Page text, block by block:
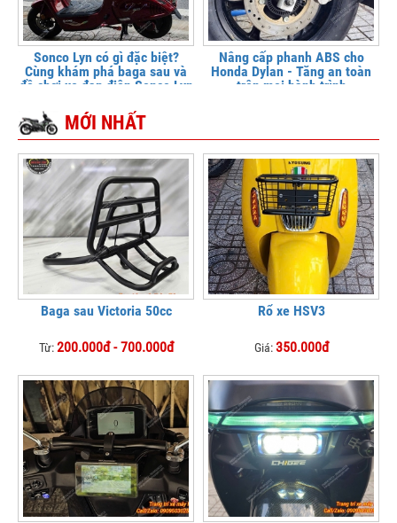
Sonco Lyn có gì đặc biệt?
Cùng khám phá baga sau và
đồ chơi xe đạp điện Sonco Lyn
Nâng cấp phanh ABS cho
Honda Dylan - Tăng an toàn
trên mọi hành trình
MỚI NHẤT
Baga sau Victoria 50cc
Từ:200.000đ - 700.000đ
Rổ xe HSV3
Giá:350.000đ